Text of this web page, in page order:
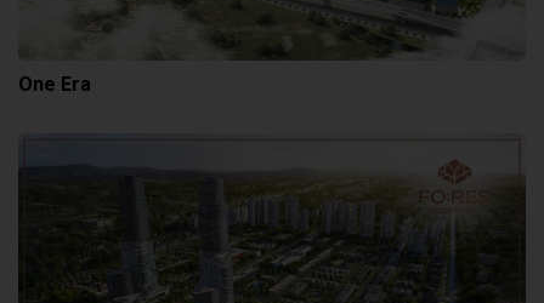
One Era